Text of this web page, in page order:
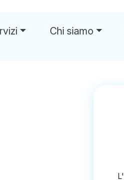
Chi siamo